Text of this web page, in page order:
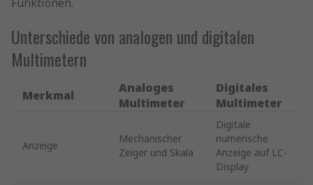
Unterschiede von analogen und digitalen
Multimetern
Merkmal
Analoges
Multimeter
Digitales
Multimeter
Anzeige
Mechanischer
Zeiger und Skala
Digitale
numerische
Anzeige auf LC-
Display